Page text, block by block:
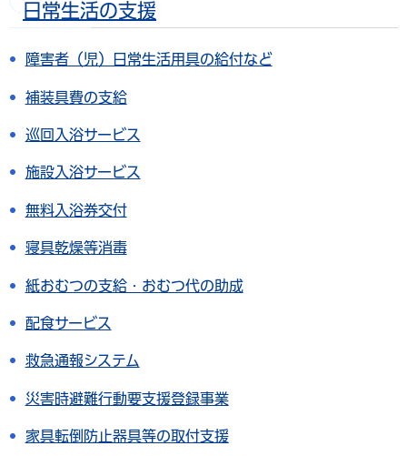
日常生活の支援
障害者（児）日常生活用具の給付など
補装具費の支給
巡回入浴サービス
施設入浴サービス
無料入浴券交付
寝具乾燥等消毒
紙おむつの支給・おむつ代の助成
配食サービス
救急通報システム
災害時避難行動要支援登録事業
家具転倒防止器具等の取付支援